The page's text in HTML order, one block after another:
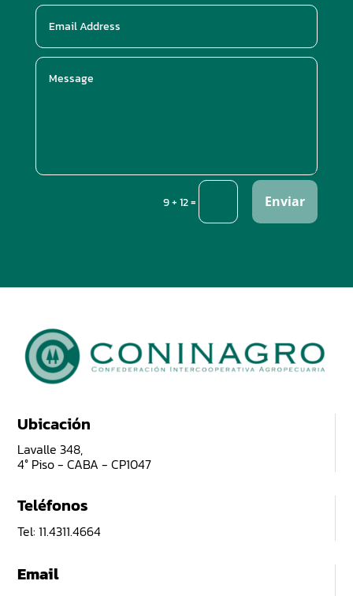
9 + 12= Enviar
Ubicación
Lavalle 348,
4° Piso - CABA - CP1047
Teléfonos
Tel: 11.4311.4664
Email